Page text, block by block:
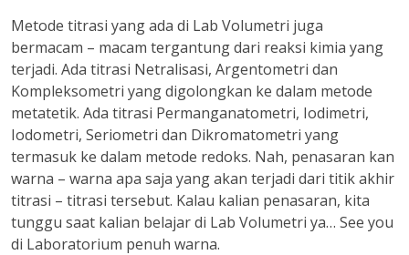
Metode titrasi yang ada di Lab Volumetri juga
bermacam – macam tergantung dari reaksi kimia yang
terjadi. Ada titrasi Netralisasi, Argentometri dan
Kompleksometri yang digolongkan ke dalam metode
metatetik. Ada titrasi Permanganatometri, Iodimetri,
Iodometri, Seriometri dan Dikromatometri yang
termasuk ke dalam metode redoks. Nah, penasaran kan
warna – warna apa saja yang akan terjadi dari titik akhir
titrasi – titrasi tersebut. Kalau kalian penasaran, kita
tunggu saat kalian belajar di Lab Volumetri ya… See you
di Laboratorium penuh warna.